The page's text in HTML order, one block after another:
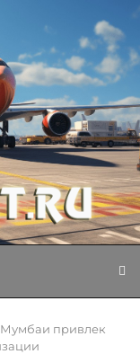
привлек